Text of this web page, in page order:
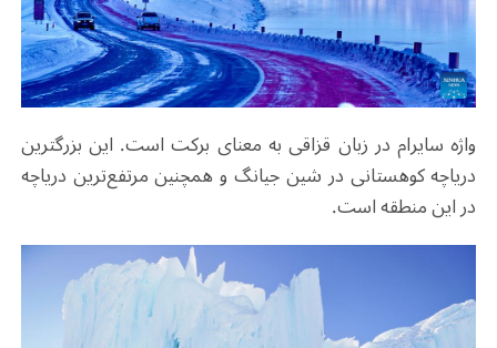
واژه سایرام در زبان قزاقی به معنای برکت است. این بزرگترین
دریاچه کوهستانی در شین جیانگ و همچنین مرتفع‌ترین دریاچه
در این منطقه است.